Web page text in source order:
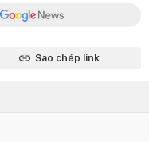
Sao chép link